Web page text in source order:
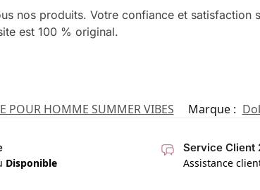
nos produits. Votre confiance et satisfaction
est 100 % original.
POUR HOMME SUMMER VIBES Marque :
Disponible
Service Client
Assistance